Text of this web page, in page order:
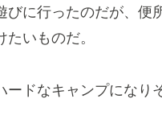
に行ったのだが、便
いものだ。
ドなキャンプになり